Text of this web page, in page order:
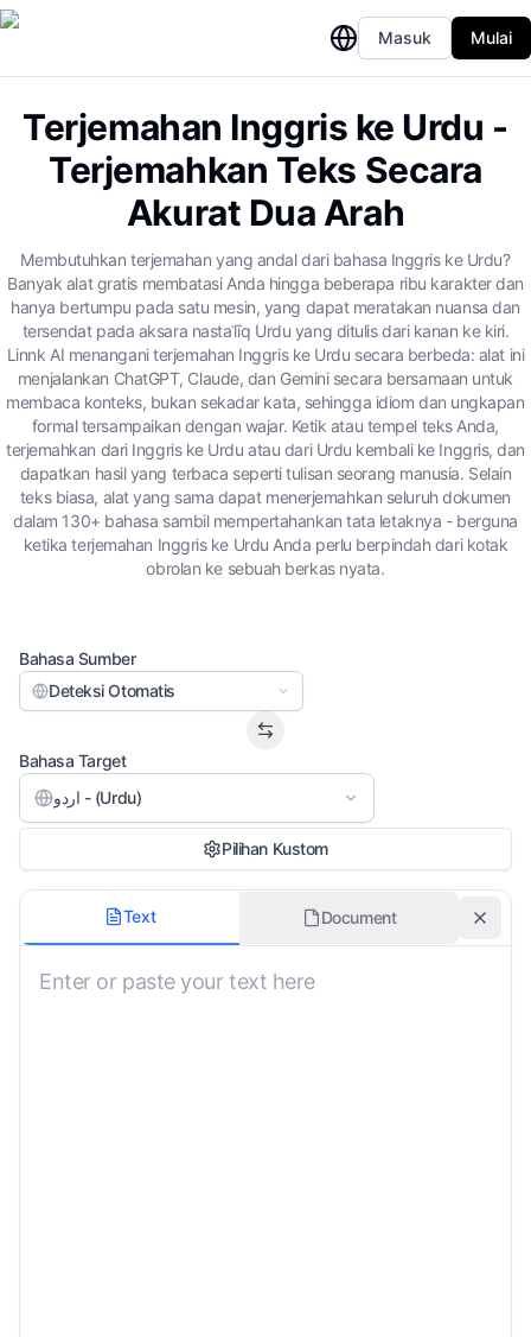
Masuk Mulai
Terjemahan Inggris ke Urdu -
Terjemahkan Teks Secara
Akurat Dua Arah
Membutuhkan terjemahan yang andal dari bahasa Inggris ke Urdu?
Banyak alat gratis membatasi Anda hingga beberapa ribu karakter dan
hanya bertumpu pada satu mesin, yang dapat meratakan nuansa dan
tersendat pada aksara nastaʿlīq Urdu yang ditulis dari kanan ke kiri.
Linnk AI menangani terjemahan Inggris ke Urdu secara berbeda: alat ini
menjalankan ChatGPT, Claude, dan Gemini secara bersamaan untuk
membaca konteks, bukan sekadar kata, sehingga idiom dan ungkapan
formal tersampaikan dengan wajar. Ketik atau tempel teks Anda,
terjemahkan dari Inggris ke Urdu atau dari Urdu kembali ke Inggris, dan
dapatkan hasil yang terbaca seperti tulisan seorang manusia. Selain
teks biasa, alat yang sama dapat menerjemahkan seluruh dokumen
dalam 130+ bahasa sambil mempertahankan tata letaknya - berguna
ketika terjemahan Inggris ke Urdu Anda perlu berpindah dari kotak
obrolan ke sebuah berkas nyata.
Bahasa Sumber
Deteksi Otomatis
Bahasa Target
اردو - (Urdu)
Pilihan Kustom
Gaya Terjemahan
Tidak Spesifik
Pertahankan Pemformatan Asli
Text Document